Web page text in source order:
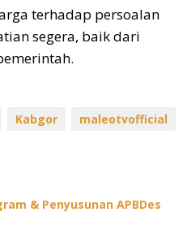
terhadap persoalan
segera, baik dari
Kabgor
maleotvofficial
& Penyusunan APBDes